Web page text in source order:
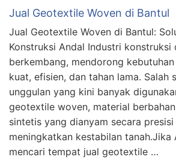
Jual Geotextile Woven di Bantul
Jual Geotextile Woven di Bantul:
Konstruksi Andal Industri konstruksi
berkembang, mendorong
kuat, efisien, dan tahan lama. Salah
unggulan yang kini banyak
geotextile woven, material
sintetis yang dianyam secara
meningkatkan kestabilan tanah.Jika
mencari tempat jual geotextile …